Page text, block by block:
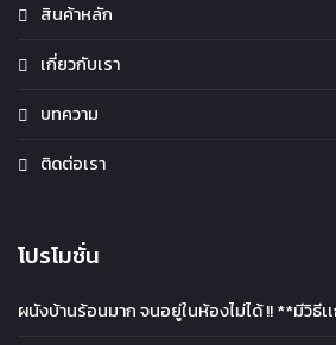
สินค้าหลัก
เกี่ยวกับเรา
บทความ
ติดต่อเรา
โปรโมชั่น
ผนังบ้านร้อนมาก จนอยู่ในห้องไม่ได้ !! **มีวิธีเ